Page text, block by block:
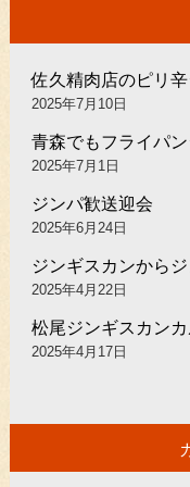
佐久精肉店のピリ
2025年7月10日
青森でもフライパ
2025年7月1日
ジンパ歓送迎会
2025年6月24日
ジンギスカンから
2025年4月22日
松尾ジンギスカン
2025年4月17日